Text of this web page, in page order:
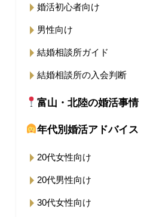
婚活初心者向け
男性向け
結婚相談所ガイド
結婚相談所の入会判断
富山・北陸の婚活事情
年代別婚活アドバイス
20代女性向け
20代男性向け
30代女性向け